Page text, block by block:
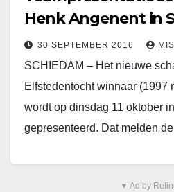
Henk Angenent in
30 SEPTEMBER 2016
SCHIEDAM – Het nieuwe
Elfstedentocht winnaar (1997
wordt op dinsdag 11 oktober
gepresenteerd. Dat melden
▼ Ad by